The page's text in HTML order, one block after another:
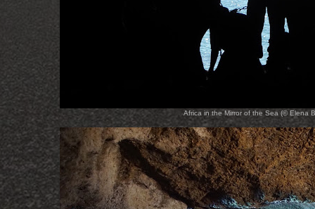
Africa in the Mirror of the Sea (© Elena